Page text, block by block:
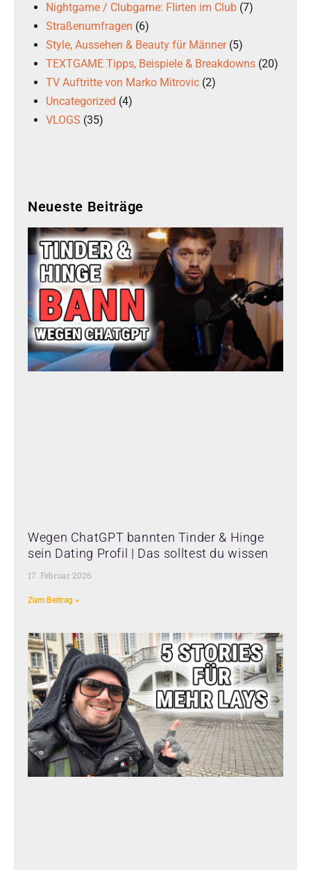
Nightgame / Clubgame: Flirten im Club (7)
Straßenumfragen (6)
Style, Aussehen & Beauty für Männer(5)
TEXTGAME Tipps, Beispiele & Breakdowns (20)
TV Auftritte von Marko Mitrovic (2)
Uncategorized (4)
VLOGS (35)
Neueste Beiträge
Wegen ChatGPT bannten Tinder & Hinge
sein Dating Profil | Das solltest du wissen
17. Februar 2026
Zum Beitrag »